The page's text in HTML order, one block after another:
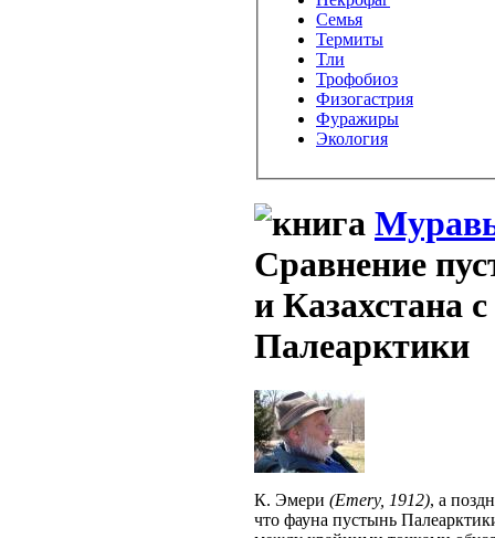
Семья
Термиты
Тли
Трофобиоз
Физогастрия
Фуражиры
Экология
Сравнение
и Казахстана
Палеарктики
К. Эмери (Emery, 1912), а
что фауна пустынь